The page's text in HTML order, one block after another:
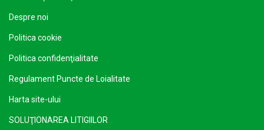
Despre noi
Politica cookie
Politica confidenţialitate
Regulament Puncte de Loialitate
Harta site-ului
SOLUŢIONAREA LITIGIILOR